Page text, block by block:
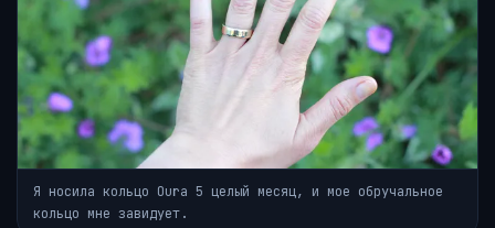
Я носила кольцо Oura 5 целый месяц, и мое обручальное
кольцо мне завидует.